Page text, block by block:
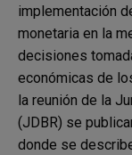
implementación
monetaria en la
decisiones
económicas de
la reunión de la
(JDBR) se
donde se